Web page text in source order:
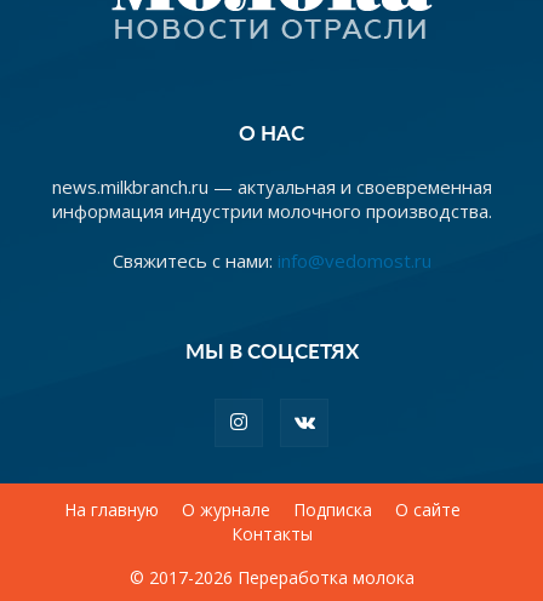
О НАС
news.milkbranch.ru — актуальная и своевременная
информация индустрии молочного производства.
Свяжитесь с нами: info@vedomost.ru
МЫ В СОЦСЕТЯХ
На главную О журнале Подписка
О сайте
Контакты
© 2017-2026 Переработка молока